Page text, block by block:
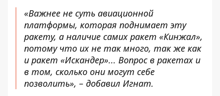
«Важнее не суть авиационной
платформы, которая поднимает эту
ракету, а наличие самих ракет «Кинжал»,
потому что их не так много, так же как
и ракет «Искандер»... Вопрос в ракетах и ​​
в том, сколько они могут себе
позволить», – добавил Игнат.